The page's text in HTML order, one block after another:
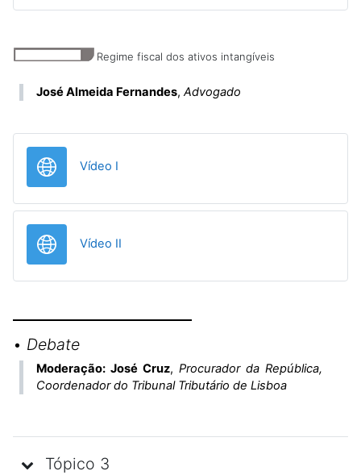
Regime fiscal dos ativos intangíveis
José Almeida Fernandes, Advogado
Vídeo I
Vídeo II
• Debate
Moderação: José Cruz, Procurador da República,
Coordenador do Tribunal Tributário de Lisboa
Tópico 3